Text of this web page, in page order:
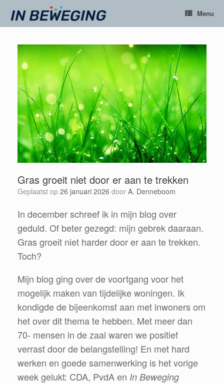
naar
Menu
Gras groeit niet door er aan te trekken
Geplaatst op 26 januari 2026 door A. Denneboom
In december schreef ik in mijn blog over
geduld. Of beter gezegd: mijn gebrek daaraan.
Gras groeit niet harder door er aan te trekken.
Toch?
Mijn blog ging over de voortgang voor het
mogelijk maken van tijdelijke woningen. Ik
kondigde de bijeenkomst aan met inwoners om
het over dit thema te hebben. Met meer dan
70- mensen in de zaal waren we positief
verrast door de belangstelling! En met hard
werken en goede samenwerking is het vorige
week gelukt: CDA, PvdA en In Beweging